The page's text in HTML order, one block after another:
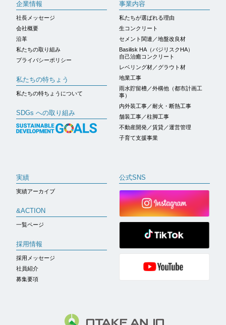
企業情報
社長メッセージ
会社概要
沿革
私たちの取り組み
プライバシーポリシー
私たちの特ちょう
私たちの特ちょうについて
SDGs への取り組み
事業内容
私たちが選ばれる理由
生コンクリート
セメント関連／地盤改良材
Basilisk HA（バジリスクHA）
自己治癒コンクリート
レベリング材／グラウト材
地業工事
雨水貯留槽／外構他（都市計画工
事）
内外装工事／耐火・断熱工事
舗装工事／柱脚工事
不動産開発／賃貸／運営管理
子育て支援事業
実績
実績アーカイブ
&ACTION
一覧ページ
採用情報
採用メッセージ
社員紹介
募集要項
公式SNS
株式会社 大嶽安城